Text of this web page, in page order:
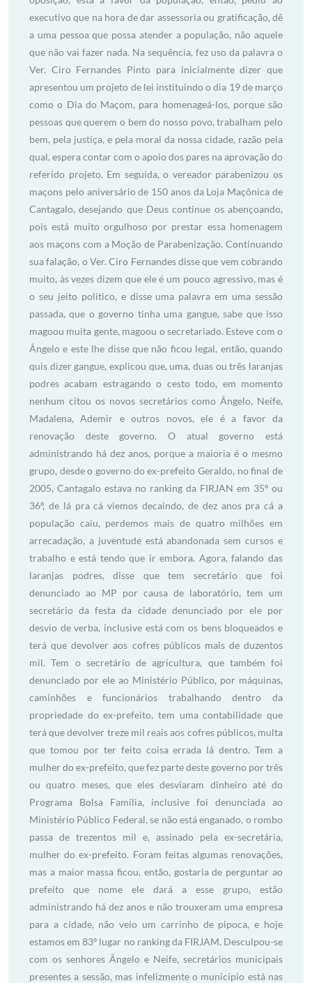
executivo que na hora de dar assessoria ou gratificação, dê
a uma pessoa que possa atender a população, não aquele
que não vai fazer nada. Na sequência, fez uso da palavra o
Ver. Ciro Fernandes Pinto para inicialmente dizer que
apresentou um projeto de lei instituindo o dia 19 de março
como o Dia do Maçom, para homenageá-los, porque são
pessoas que querem o bem do nosso povo, trabalham pelo
bem, pela justiça, e pela moral da nossa cidade, razão pela
qual, espera contar com o apoio dos pares na aprovação do
referido projeto. Em seguida, o vereador parabenizou os
maçons pelo aniversário de 150 anos da Loja Maçônica de
Cantagalo, desejando que Deus continue os abençoando,
pois está muito orgulhoso por prestar essa homenagem
aos maçons com a Moção de Parabenização. Continuando
sua falação, o Ver. Ciro Fernandes disse que vem cobrando
muito, às vezes dizem que ele é um pouco agressivo, mas é
o seu jeito político, e disse uma palavra em uma sessão
passada, que o governo tinha uma gangue, sabe que isso
magoou muita gente, magoou o secretariado. Esteve com o
Ângelo e este lhe disse que não ficou legal, então, quando
quis dizer gangue, explicou que, uma, duas ou três laranjas
podres acabam estragando o cesto todo, em momento
nenhum citou os novos secretários como Ângelo, Neife,
Madalena, Ademir e outros novos, ele é a favor da
renovação deste governo. O atual governo está
administrando há dez anos, porque a maioria é o mesmo
grupo, desde o governo do ex-prefeito Geraldo, no final de
2005, Cantagalo estava no ranking da FIRJAN em 35º ou
36º, de lá pra cá viemos decaindo, de dez anos pra cá a
população caiu, perdemos mais de quatro milhões em
arrecadação, a juventude está abandonada sem cursos e
trabalho e está tendo que ir embora. Agora, falando das
laranjas podres, disse que tem secretário que foi
denunciado ao MP por causa de laboratório, tem um
secretário da festa da cidade denunciado por ele por
desvio de verba, inclusive está com os bens bloqueados e
terá que devolver aos cofres públicos mais de duzentos
mil. Tem o secretário de agricultura, que também foi
denunciado por ele ao Ministério Público, por máquinas,
caminhões e funcionários trabalhando dentro da
propriedade do ex-prefeito, tem uma contabilidade que
terá que devolver treze mil reais aos cofres públicos, multa
que tomou por ter feito coisa errada lá dentro. Tem a
mulher do ex-prefeito, que fez parte deste governo por três
ou quatro meses, que eles desviaram dinheiro até do
Programa Bolsa Família, inclusive foi denunciada ao
Ministério Público Federal, se não está enganado, o rombo
passa de trezentos mil e, assinado pela ex-secretária,
mulher do ex-prefeito. Foram feitas algumas renovações,
mas a maior massa ficou, então, gostaria de perguntar ao
prefeito que nome ele dará a esse grupo, estão
administrando há dez anos e não trouxeram uma empresa
para a cidade, não veio um carrinho de pipoca, e hoje
estamos em 83º lugar no ranking da FIRJAM. Desculpou-se
com os senhores Ângelo e Neife, secretários municipais
presentes a sessão, mas infelizmente o município está nas